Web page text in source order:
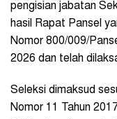
pengisian jabatan
hasil Rapat Pansel
Nomor 800/009/
2026 dan telah
Seleksi dimaksud
Nomor 11 Tahun